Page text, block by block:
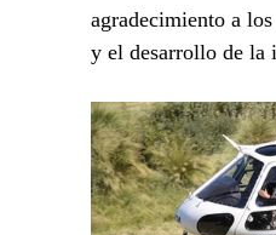
agradecimiento a
y el desarrollo de la